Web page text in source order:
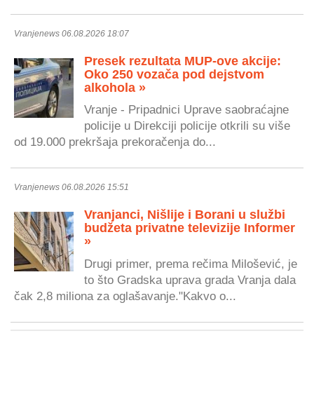
Vranjenews 06.08.2026 18:07
Presek rezultata MUP-ove akcije:
Oko 250 vozača pod dejstvom
alkohola »
Vranje - Pripadnici Uprave saobraćajne
policije u Direkciji policije otkrili su više
od 19.000 prekršaja prekoračenja do...
Vranjenews 06.08.2026 15:51
Vranjanci, Nišlije i Borani u službi
budžeta privatne televizije Informer
»
Drugi primer, prema rečima Milošević, je
to što Gradska uprava grada Vranja dala
čak 2,8 miliona za oglašavanje."Kakvo o...